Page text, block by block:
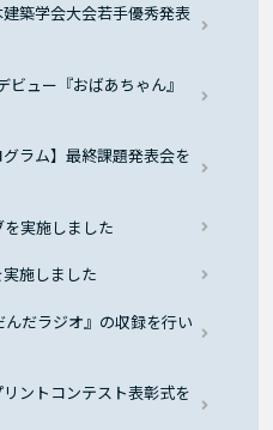
築学会大会若手優秀発表
ビュー『おばあちゃん』
ラム】最終課題発表会を
実施しました
施しました
だラジオ』の収録を行い
ントコンテスト表彰式を